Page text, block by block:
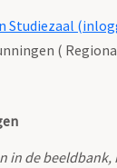
Studiezaal
(
in de